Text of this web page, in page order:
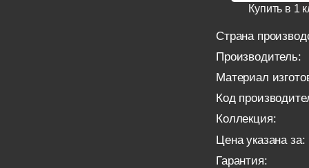
Купить в 1
Страна
Производитель:
Материал
Код
Коллекция:
Цена указана за:
Гарантия: